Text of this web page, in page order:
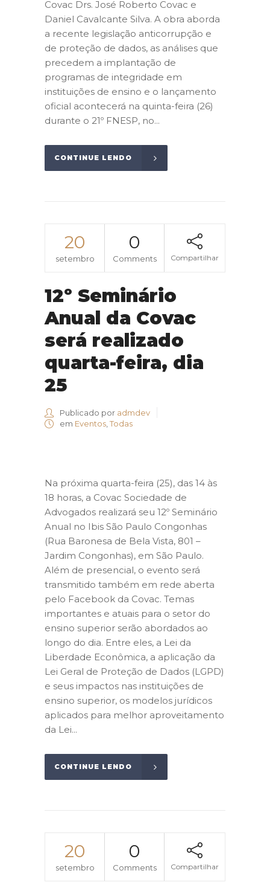
Covac Drs. José Roberto Covac e
Daniel Cavalcante Silva. A obra aborda
a recente legislação anticorrupção e
de proteção de dados, as análises que
precedem a implantação de
programas de integridade em
instituições de ensino e o lançamento
oficial acontecerá na quinta-feira (26)
durante o 21º FNESP, no...
CONTINUE LENDO
20
setembro
0
Comments Compartilhar
12º Seminário
Anual da Covac
será realizado
quarta-feira, dia
25
Publicado por admdev
em Eventos Todas
Na próxima quarta-feira (25), das 14 às
18 horas, a Covac Sociedade de
Advogados realizará seu 12º Seminário
Anual no Ibis São Paulo Congonhas
(Rua Baronesa de Bela Vista, 801 –
Jardim Congonhas), em São Paulo.
Além de presencial, o evento será
transmitido também em rede aberta
pelo Facebook da Covac. Temas
importantes e atuais para o setor do
ensino superior serão abordados ao
longo do dia. Entre eles, a Lei da
Liberdade Econômica, a aplicação da
Lei Geral de Proteção de Dados (LGPD)
e seus impactos nas instituições de
ensino superior, os modelos jurídicos
aplicados para melhor aproveitamento
da Lei...
CONTINUE LENDO
20
setembro
0
Comments Compartilhar